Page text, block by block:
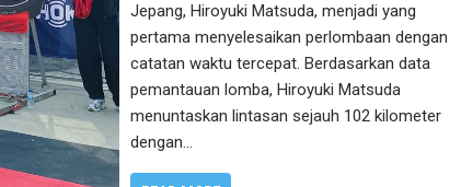
Jepang, Hiroyuki Matsuda, menjadi yang
pertama menyelesaikan perlombaan dengan
catatan waktu tercepat. Berdasarkan data
pemantauan lomba, Hiroyuki Matsuda
menuntaskan lintasan sejauh 102 kilometer
dengan…